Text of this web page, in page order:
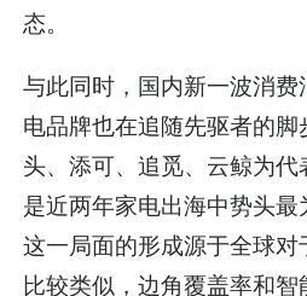
态。
与此同时，国内新一波消
电品牌也在追随先驱者的
头、添可、追觅、云鲸为
是近两年家电出海中势头最
这一局面的形成源于全球对
比较类似，边角覆盖率和